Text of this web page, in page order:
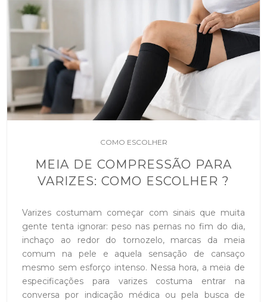
COMO ESCOLHER
MEIA DE COMPRESSÃO PARA
VARIZES: COMO ESCOLHER ?
Varizes costumam começar com sinais que muita
gente tenta ignorar: peso nas pernas no fim do dia,
inchaço ao redor do tornozelo, marcas da meia
comum na pele e aquela sensação de cansaço
mesmo sem esforço intenso. Nessa hora, a meia de
especificações para varizes costuma entrar na
conversa por indicação médica ou pela busca de